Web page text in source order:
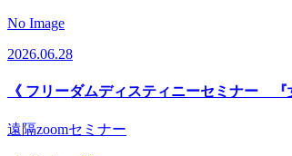
No Image
2026.06.28
《 フリーダムディスティニーセミナー 『
遠隔zoomセミナー